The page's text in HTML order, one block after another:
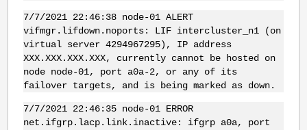
7/7/2021 22:46:38 node-01 ALERT
vifmgr.lifdown.noports: LIF intercluster_n1 (on
virtual server 4294967295), IP address
XXX.XXX.XXX.XXX, currently cannot be hosted on
node node-01, port a0a-2, or any of its
failover targets, and is being marked as down.
7/7/2021 22:46:35 node-01 ERROR
net.ifgrp.lacp.link.inactive: ifgrp a0a, port